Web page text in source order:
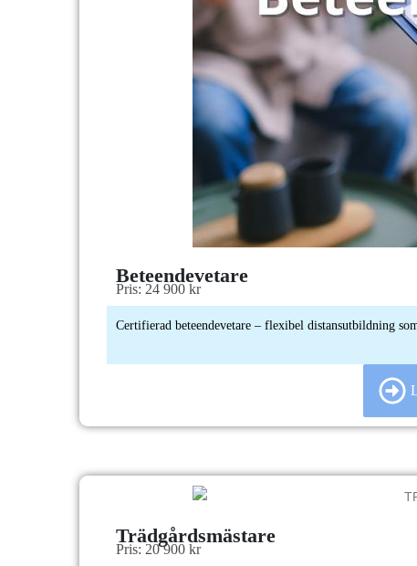
Beteendevetare
Pris: 24 900 kr
Certifierad beteendevetare – flexibel distansutbildning
Trädgårdsmästare
Pris: 20 900 kr